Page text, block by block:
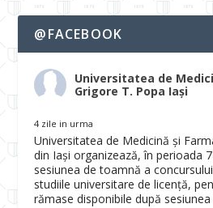
@FACEBOOK
Universitatea de
Grigore T. Popa Iași
4 zile in urma
Universitatea de Medicină și
din Iași organizează, în perioada
sesiunea de toamnă a
studiile universitare de licență,
rămase disponibile după sesiunea